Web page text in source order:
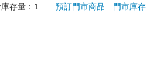
期，退回商品須為全新狀態**
庫存量：1 預訂門市商品
門市庫存